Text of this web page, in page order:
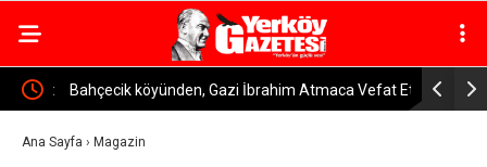
Vefat Bahçecik köyünden, Gazi İbrahim Atmaca Vefat Etti
Ana Sayfa › Magazin